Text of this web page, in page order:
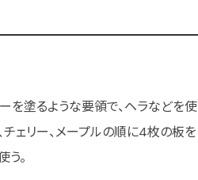
を塗るような要領で、ヘラなどを使
チェリー、メープルの順に4枚の板を
。